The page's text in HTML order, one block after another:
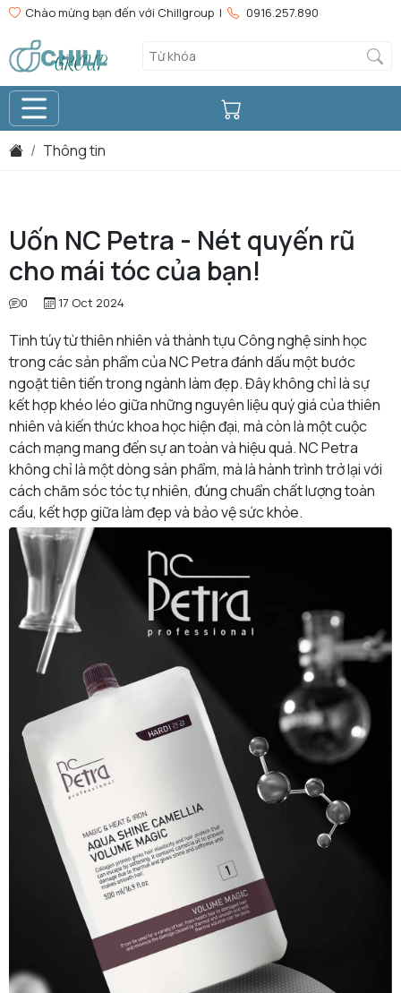
Chào mừng bạn đến với Chillgroup | 0916.257.890
Thông tin
Uốn NC Petra - Nét quyến rũ
cho mái tóc của bạn!
0 17 Oct 2024
Tinh túy từ thiên nhiên và thành tựu Công nghệ sinh học
trong các sản phẩm của NC Petra đánh dấu một bước
ngoặt tiên tiến trong ngành làm đẹp. Đây không chỉ là sự
kết hợp khéo léo giữa những nguyên liệu quý giá của thiên
nhiên và kiến thức khoa học hiện đại, mà còn là một cuộc
cách mạng mang đến sự an toàn và hiệu quả. NC Petra
không chỉ là một dòng sản phẩm, mà là hành trình trở lại với
cách chăm sóc tóc tự nhiên, đúng chuẩn chất lượng toàn
cầu, kết hợp giữa làm đẹp và bảo vệ sức khỏe.